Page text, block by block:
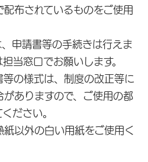
布されているものをご使用
申請書等の手続きは行えま
当窓口でお願いします。
等の様式は、制度の改正等に
がありますので、ご使用の都
ださい。
紙以外の白い用紙をご使用く